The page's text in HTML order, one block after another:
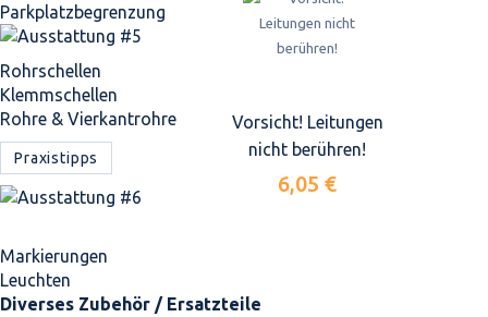
Parkplatz­begrenzung
Rohrschellen
Klemmschellen
Rohre & Vierkantrohre
Praxistipps
Markierungen
Leuchten
Diverses Zubehör / Ersatzteile
Vorsicht! Leitungen
nicht berühren!
6,05 €